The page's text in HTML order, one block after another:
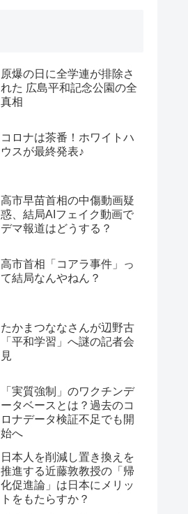
原爆の日に全学連が排除さ
れた 広島平和記念公園の全
真相
コロナは茶番！ホワイトハ
ウスが最終発表♪
高市早苗首相の中傷動画疑
惑、結局AIフェイク動画で
デマ報道はどうする？
高市首相「コアラ事件」っ
て結局なんやねん？
たかまつななさんが辺野古
「平和学習」へ謎の記者会
見
「実質強制」のワクチンデ
ータベースとは？過去のコ
ロナデータ検証不足でも開
始へ
日本人を削減し置き換えを
推進する近藤敦教授の「帰
化促進論」は日本にメリッ
トをもたらすか？